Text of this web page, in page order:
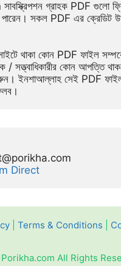
গ্রাহক PDF গুলো
পারেন। সকল PDF এর ক্রেডিট
/ সত্ত্বাধিকারীর কোন আপত্তি
ইনশাআল্লাহ সেই PDF
Direct
| Terms & Conditions
All Rights